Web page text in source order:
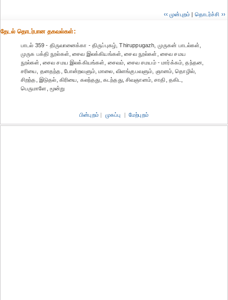
‹‹ முன்புறம் | தொடர்ச்சி ››
தேட‌ல் தொட‌ர்பான தகவ‌ல்க‌ள்:
பாடல் 359 - திருவானைக்கா - திருப்புகழ், Thiruppugazh, முருகன் பாடல்கள்,
முருக பக்தி நூல்கள், சைவ இலக்கியங்கள், சைவ நூல்கள், சைவ சமய
நூல்கள், சைவ சமய இலக்கியங்கள், சைவம், சைவ சமயம் - மார்க்கம், தந்தன,
சரியை, தனதந்த, போன்றவளும், மாலை, விளங்குபவளும், ஞானம், தொழில்,
சிறந்த, இடுதல், கிரியை, கலந்தது, கடந்தது, சிவஞானம், சாதி, தகிட,
பெருமாளே, மூன்று
பின்புறம் | முகப்பு | மேற்புறம்